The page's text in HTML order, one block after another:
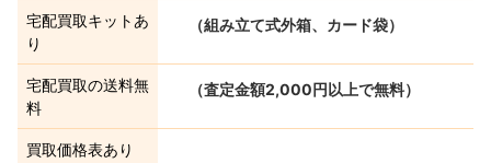
宅配買取キットあ
り
（組み立て式外箱、カード袋）
宅配買取の送料無
料
（査定金額2,000円以上で無料）
買取価格表あり